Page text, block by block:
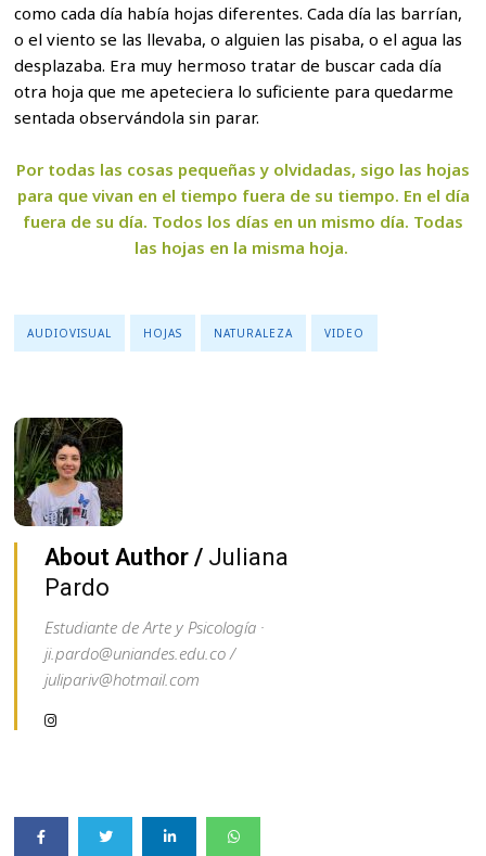
como cada día había hojas diferentes. Cada día las barrían,
o el viento se las llevaba, o alguien las pisaba, o el agua las
desplazaba. Era muy hermoso tratar de buscar cada día
otra hoja que me apeteciera lo suficiente para quedarme
sentada observándola sin parar.
Por todas las cosas pequeñas y olvidadas, sigo las hojas
para que vivan en el tiempo fuera de su tiempo. En el día
fuera de su día. Todos los días en un mismo día. Todas
las hojas en la misma hoja.
AUDIOVISUAL HOJAS NATURALEZA VIDEO
About Author / Juliana
Pardo
Estudiante de Arte y Psicología ·
ji.pardo@uniandes.edu.co /
julipariv@hotmail.com